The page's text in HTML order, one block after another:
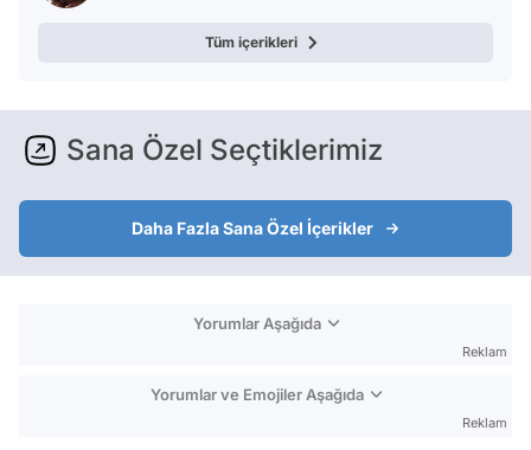
Tüm içerikleri
Sana Özel Seçtiklerimiz
Daha Fazla Sana Özel İçerikler
Yorumlar Aşağıda
Reklam
Yorumlar ve Emojiler Aşağıda
Reklam